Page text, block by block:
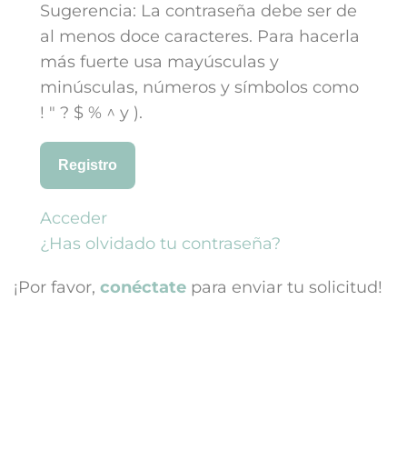
Sugerencia: La contraseña debe ser de
al menos doce caracteres. Para hacerla
más fuerte usa mayúsculas y
minúsculas, números y símbolos como
! " ? $ % ^ y ).
Registro
Acceder
¿Has olvidado tu contraseña?
¡Por favor, conéctate para enviar tu solicitud!